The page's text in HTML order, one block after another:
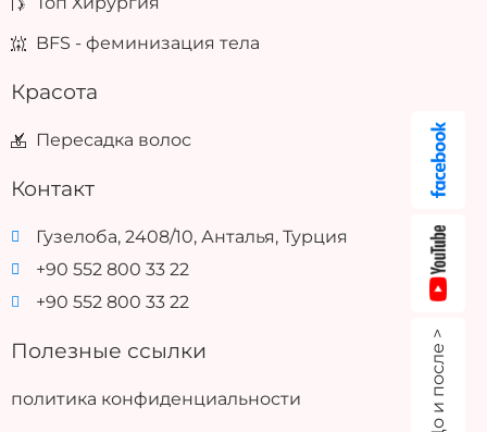
BFS - феминизация тела
Красота
Пересадка волос
Контакт
Гузелоба, 2408/10, Анталья, Турция
+90 552 800 33 22
+90 552 800 33 22
Полезные ссылки
политика конфиденциальности До и после >